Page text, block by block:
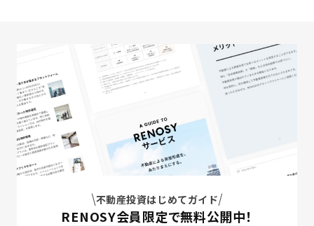
不動産投資はじめてガイド
RENOSY会員限定で無料公開中！